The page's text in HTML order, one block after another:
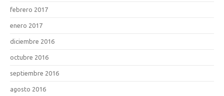
febrero 2017
enero 2017
diciembre 2016
octubre 2016
septiembre 2016
agosto 2016